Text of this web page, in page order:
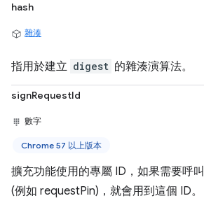
hash
雜湊
指用於建立 digest 的雜湊演算法。
signRequestId
數字
Chrome 57 以上版本
擴充功能使用的專屬 ID，如果需要呼
(例如 requestPin)，就會用到這個 ID。